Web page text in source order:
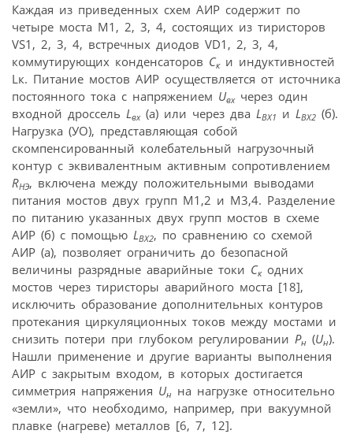
Каждая из приведенных схем АИР содержит по
четыре моста М1, 2, 3, 4, состоящих из тиристоров
VS1, 2, 3, 4, встречных диодов VD1, 2, 3, 4,
коммутирующих конденсаторов Cки индуктивностей
Lк. Питание мостов АИР осуществляется от источника
постоянного тока с напряжением Uвхчерез один
входной дроссель L вх(а) или через два L ВХ1 и L ВХ2 (б).
Нагрузка (УО), представляющая собой
скомпенсированный колебательный нагрузочный
контур с эквивалентным активным сопротивлением
RНЭ, включена между положительными выводами
питания мостов двух групп М1,2 и М3,4. Разделение
по питанию указанных двух групп мостов в схеме
АИР (б) с помощью L ВХ2, по сравнению со схемой
АИР (а), позволяет ограничить до безопасной
величины разрядные аварийные токи Cкодних
мостов через тиристоры аварийного моста [18],
исключить образование дополнительных контуров
протекания циркуляционных токов между мостами и
снизить потери при глубоком регулировании Pн (Uн).
Нашли применение и другие варианты выполнения
АИР с закрытым входом, в которых достигается
симметрия напряжения Uн на нагрузке относительно
«земли», что необходимо, например, при вакуумной
плавке (нагреве) металлов [6, 7, 12].